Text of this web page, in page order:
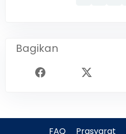
Bagikan
FAQ Prasyarat